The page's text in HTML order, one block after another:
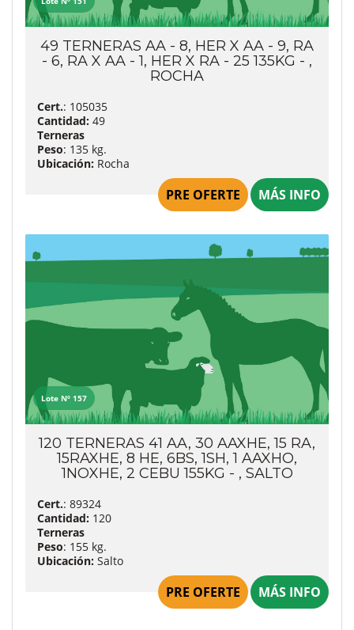
49 TERNERAS AA - 8, HER X AA - 9, RA
- 6, RA X AA - 1, HER X RA - 25 135KG - ,
ROCHA
Cert.: 105035
Cantidad: 49
Terneras
Peso: 135 kg.
Ubicación: Rocha
PRE OFERTE MÁS INFO
Lote Nº 157
120 TERNERAS 41 AA, 30 AAXHE, 15 RA,
15RAXHE, 8 HE, 6BS, 1SH, 1 AAXHO,
1NOXHE, 2 CEBU 155KG - , SALTO
Cert.: 89324
Cantidad: 120
Terneras
Peso: 155 kg.
Ubicación: Salto
PRE OFERTE MÁS INFO